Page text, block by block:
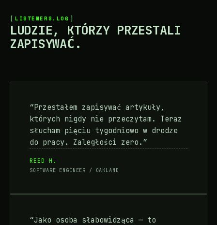
LISTENERS.LOG
LUDZIE, KTÓRZY PRZESTALI
ZAPISYWAĆ.
“Przestałem zapisywać artykuły,
których nigdy nie przeczytam. Teraz
słucham pięciu tygodniowo w drodze
do pracy. Zaległości zero.”
REED H.
SOFTWARE ENGINEER / OAKLAND
“Jako osoba słabowidząca — to